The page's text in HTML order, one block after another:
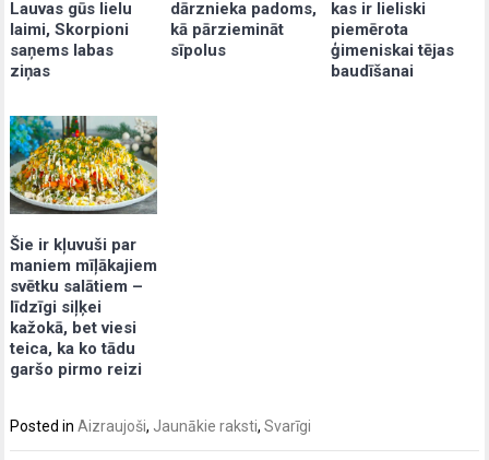
Lauvas gūs lielu
laimi, Skorpioni
saņems labas
ziņas
dārznieka padoms,
kā pārziemināt
sīpolus
kas ir lieliski
piemērota
ģimeniskai tējas
baudīšanai
Šie ir kļuvuši par
maniem mīļākajiem
svētku salātiem –
līdzīgi siļķei
kažokā, bet viesi
teica, ka ko tādu
garšo pirmo reizi
Posted inAizraujoši, Jaunākie raksti,Svarīgi